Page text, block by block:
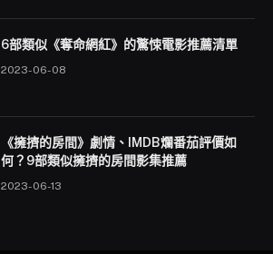
6部類似《奪命網紅》的驚悚電影推薦清單
2023-06-08
《擁擠的房間》劇情、IMDB爛番茄評價如
何？9部類似擁擠的房間影集推薦
2023-06-13